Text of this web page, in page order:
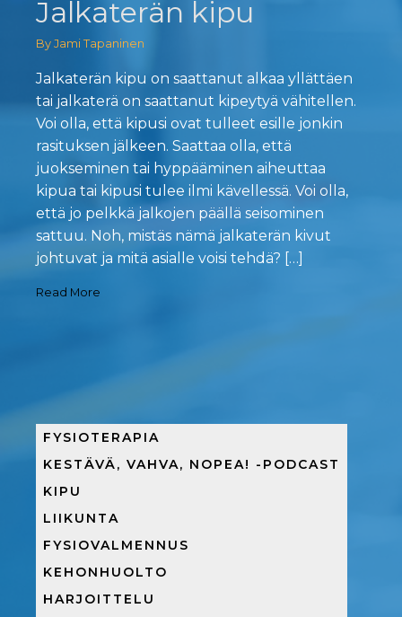
Jalkaterän kipu
By Jami Tapaninen
Jalkaterän kipu on saattanut alkaa yllättäen
tai jalkaterä on saattanut kipeytyä vähitellen.
Voi olla, että kipusi ovat tulleet esille jonkin
rasituksen jälkeen. Saattaa olla, että
juokseminen tai hyppääminen aiheuttaa
kipua tai kipusi tulee ilmi kävellessä. Voi olla,
että jo pelkkä jalkojen päällä seisominen
sattuu. Noh, mistäs nämä jalkaterän kivut
johtuvat ja mitä asialle voisi tehdä? […]
Read More
FYSIOTERAPIA
KESTÄVÄ, VAHVA, NOPEA! -PODCAST
KIPU
LIIKUNTA
FYSIOVALMENNUS
KEHONHUOLTO
HARJOITTELU